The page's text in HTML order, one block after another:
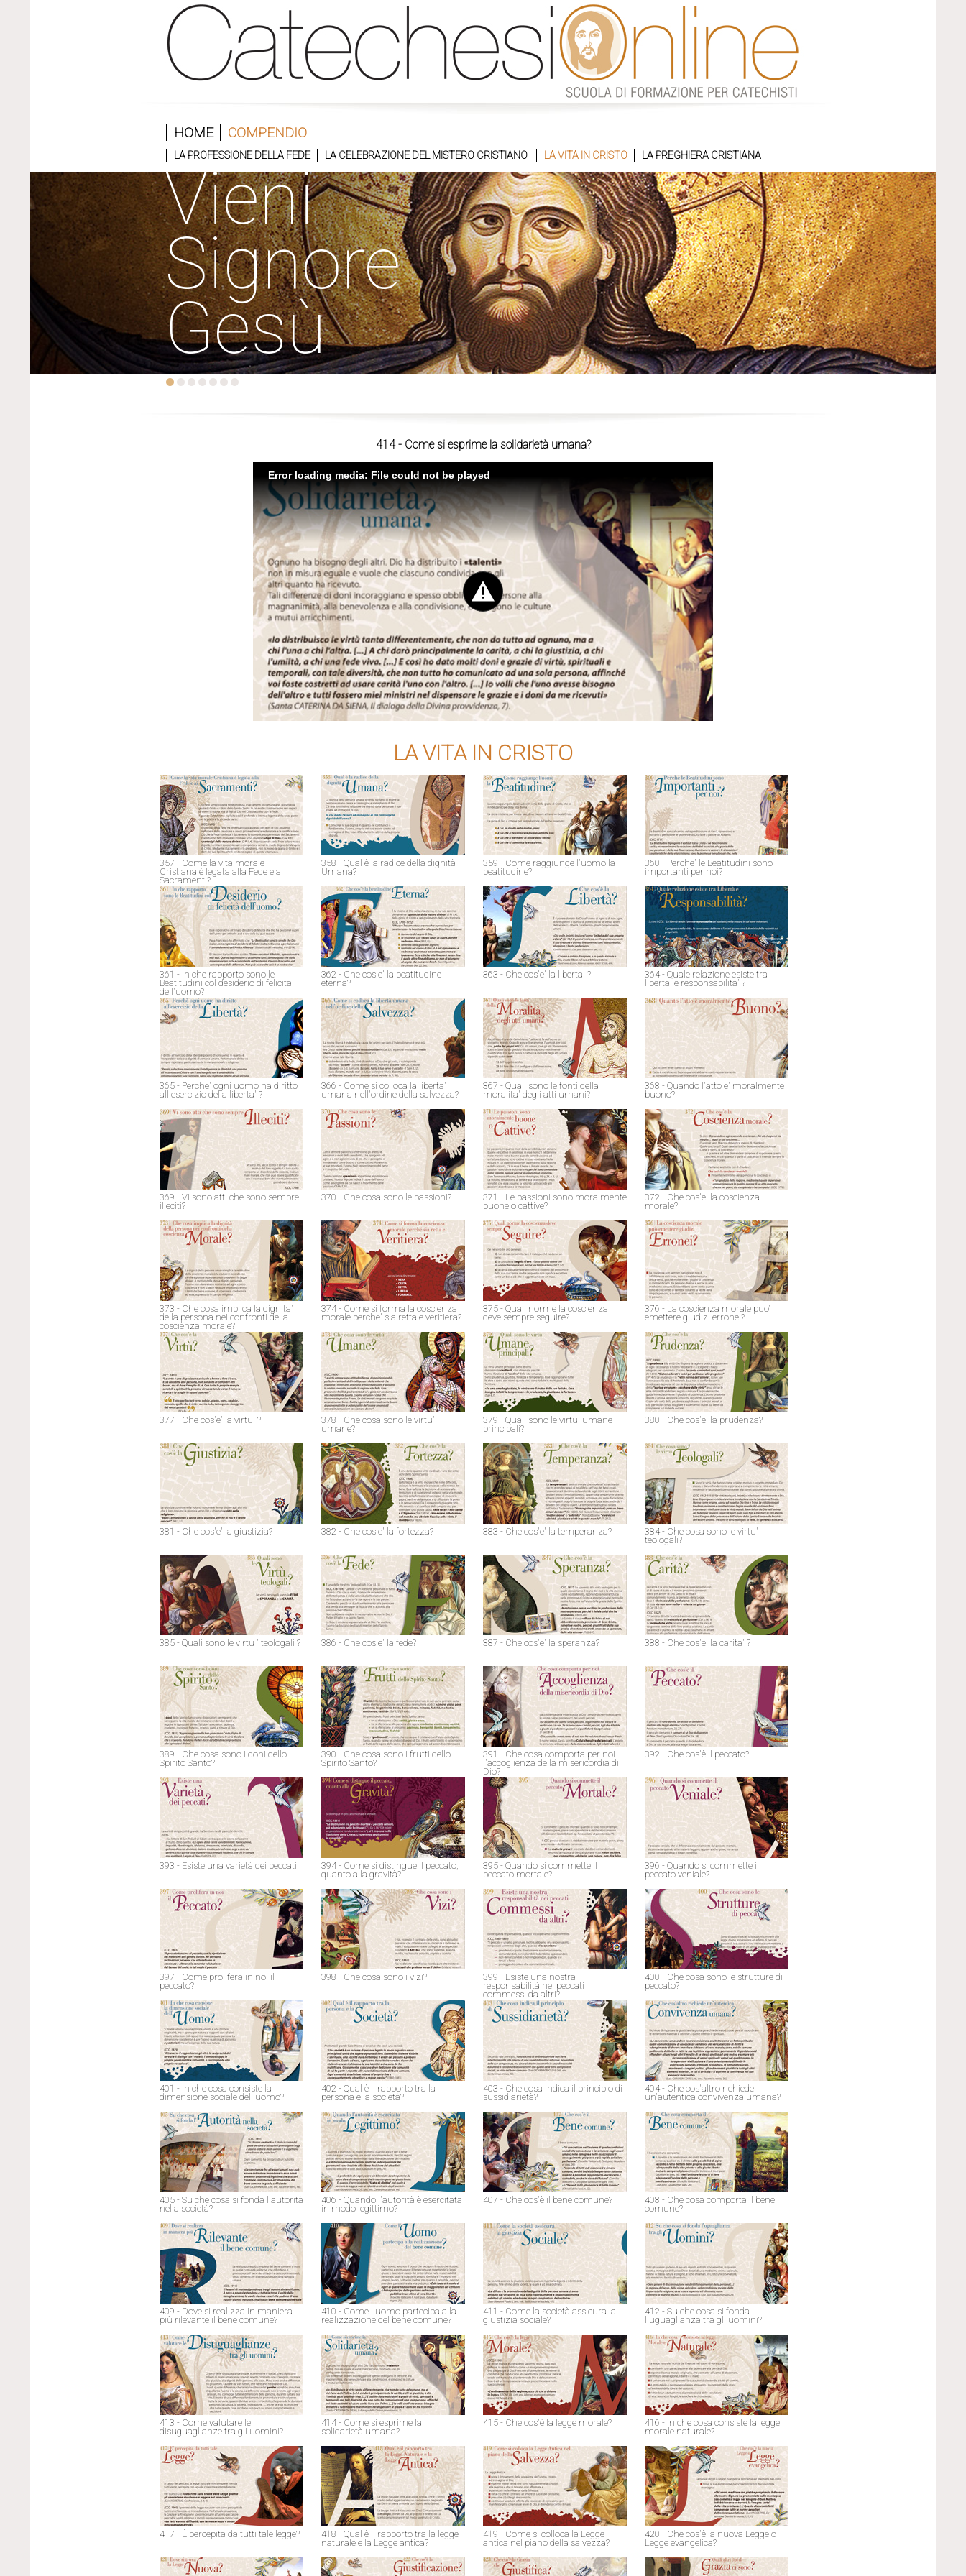
HOME COMPENDIO
LA PROFESSIONE DELLA FEDE LA CELEBRAZIONE DEL MISTERO CRISTIANO LA VITA IN CRISTO LA PREGHIERA CRISTIANA
Vieni
Signore
Gesù
414 - Come si esprime la solidarietà umana?
Error loading media: File could not be played
LA VITA IN CRISTO
357 - Come la vita morale
Cristiana è legata alla Fede e ai
Sacramenti?
358 - Qual è la radice della dignità
Umana?
359 - Come raggiunge l'uomo la
beatitudine?
360 - Perche' le Beatitudini sono
importanti per noi?
361 - In che rapporto sono le
Beatitudini col desiderio di felicita'
dell'uomo?
362 - Che cos'e' la beatitudine
eterna?
363 - Che cos'e' la liberta' ?
364 - Quale relazione esiste tra
liberta' e responsabilita' ?
365 - Perche' ogni uomo ha diritto
all'esercizio della liberta' ?
366 - Come si colloca la liberta'
umana nell'ordine della salvezza?
367 - Quali sono le fonti della
moralita' degli atti umani?
368 - Quando l'atto e' moralmente
buono?
369 - Vi sono atti che sono sempre
illeciti?
370 - Che cosa sono le passioni?
371 - Le passioni sono moralmente
buone o cattive?
372 - Che cos'e' la coscienza
morale?
373 - Che cosa implica la dignita'
della persona nei confronti della
coscienza morale?
374 - Come si forma la coscienza
morale perche' sia retta e veritiera?
375 - Quali norme la coscienza
deve sempre seguire?
376 - La coscienza morale puo'
emettere giudizi erronei?
377 - Che cos'e' la virtu' ?
378 - Che cosa sono le virtu'
umane?
379 - Quali sono le virtu' umane
principali?
380 - Che cos'e' la prudenza?
381 - Che cos'e' la giustizia? 382 - Che cos'e' la fortezza? 383 - Che cos'e' la temperanza?
384 - Che cosa sono le virtu'
teologali?
385 - Quali sono le virtu ' teologali ? 386 - Che cos'e' la fede? 387 - Che cos'e' la speranza? 388 - Che cos'e' la carita' ?
389 - Che cosa sono i doni dello
Spirito Santo?
390 - Che cosa sono i frutti dello
Spirito Santo?
391 - Che cosa comporta per noi
l'accoglienza della misericordia di
Dio?
392 - Che cos'è il peccato?
393 - Esiste una varietà dei peccati
394 - Come si distingue il peccato,
quanto alla gravità?
395 - Quando si commette il
peccato mortale?
396 - Quando si commette il
peccato veniale?
397 - Come prolifera in noi il
peccato?
398 - Che cosa sono i vizi?
399 - Esiste una nostra
responsabilità nei peccati
commessi da altri?
400 - Che cosa sono le strutture di
peccato?
401 - In che cosa consiste la
dimensione sociale dell'uomo?
402 - Qual è il rapporto tra la
persona e la società?
403 - Che cosa indica il principio di
sussidiarietà?
404 - Che cos'altro richiede
un'autentica convivenza umana?
405 - Su che cosa si fonda l'autorità
nella società?
406 - Quando l'autorità è esercitata
in modo legittimo?
407 - Che cos'è il bene comune?
408 - Che cosa comporta il bene
comune?
409 - Dove si realizza in maniera
più rilevante il bene comune?
410 - Come l'uomo partecipa alla
realizzazione del bene comune?
411 - Come la società assicura la
giustizia sociale?
412 - Su che cosa si fonda
l'uguaglianza tra gli uomini?
413 - Come valutare le
disuguaglianze tra gli uomini?
414 - Come si esprime la
solidarietà umana?
415 - Che cos'è la legge morale?
416 - In che cosa consiste la legge
morale naturale?
417 - È percepita da tutti tale legge?
418 - Qual è il rapporto tra la legge
naturale e la Legge antica?
419 - Come si colloca la Legge
antica nel piano della salvezza?
420 - Che cos'è la nuova Legge o
Legge evangelica?